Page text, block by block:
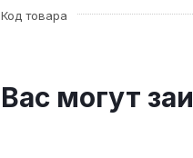
Код товара
Вас могут